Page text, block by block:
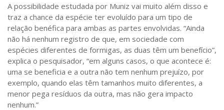
A possibilidade estudada por Muniz vai muito além disso e
traz a chance da espécie ter evoluído para um tipo de
relação benéfica para ambas as partes envolvidas. “Ainda
não há nenhum registro de que, em sociedade com
espécies diferentes de formigas, as duas têm um benefício”,
explica o pesquisador, “em alguns casos, o que acontece é:
uma se beneficia e a outra não tem nenhum prejuízo, por
exemplo, quando elas têm tamanhos muito diferentes, a
menor pega resíduos da outra, mas não gera impacto
nenhum.”